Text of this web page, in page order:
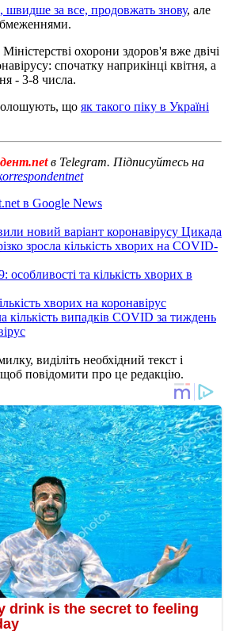
швидше за все, продовжать знову, але
охорони здоров'я вже двічі
спочатку наприкінці квітня, а
- 3-8 числа.
що як такого піку в Україні
в Telegram. Підписуйтесь на
в Google News
новий варіант коронавірусу Цикада
зросла кількість хворих на COVID-
та кількість хворих в
хворих на коронавірус
кількість випадків COVID за тиждень
виділіть необхідний текст і
повідомити про це редакцію.